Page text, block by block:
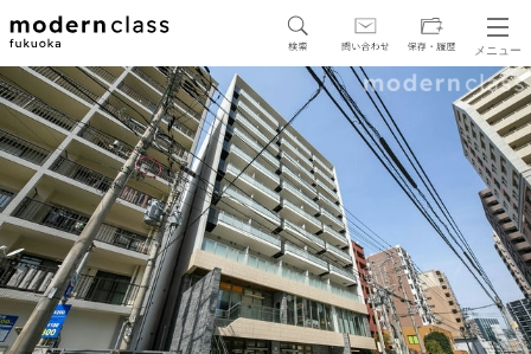
メニュー
SEARCH
地図から探す 駅・路線から探す
区から探す